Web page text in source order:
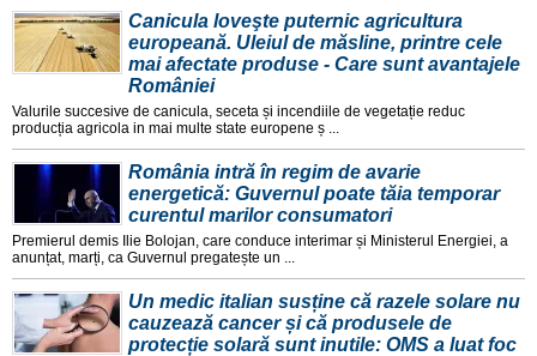
Canicula loveşte puternic agricultura
europeană. Uleiul de măsline, printre cele
mai afectate produse - Care sunt avantajele
României
Valurile succesive de canicula, seceta și incendiile de vegetație reduc
producția agricola in mai multe state europene ș ...
România intră în regim de avarie
energetică: Guvernul poate tăia temporar
curentul marilor consumatori
Premierul demis Ilie Bolojan, care conduce interimar și Ministerul Energiei, a
anunțat, marți, ca Guvernul pregatește un ...
Un medic italian susține că razele solare nu
cauzează cancer și că produsele de
protecție solară sunt inutile: OMS a luat foc